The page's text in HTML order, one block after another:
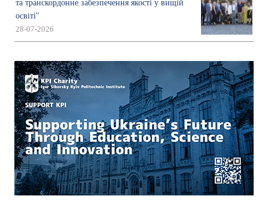
та транскордонне забезпечення якості у вищій
освіті"
28-07-2026